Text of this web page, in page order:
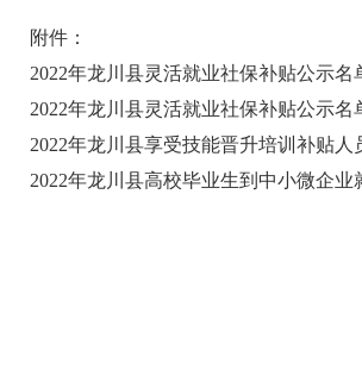
附件：
2022年龙川县灵活就业社保补贴公示名
2022年龙川县灵活就业社保补贴公示名
2022年龙川县享受技能晋升培训补贴
2022年龙川县高校毕业生到中小微企